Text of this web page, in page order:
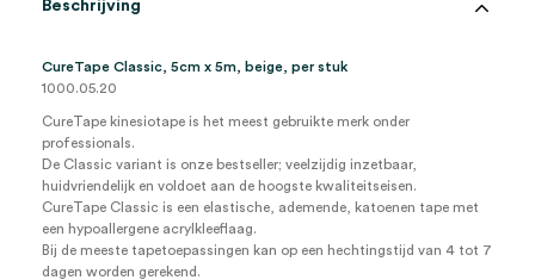
Beschrijving
CureTape Classic, 5cm x 5m, beige, per stuk
1000.05.20
CureTape kinesiotape is het meest gebruikte merk onder
professionals.
De Classic variant is onze bestseller; veelzijdig inzetbaar,
huidvriendelijk en voldoet aan de hoogste kwaliteitseisen.
CureTape Classic is een elastische, ademende, katoenen tape met
een hypoallergene acrylkleeflaag.
Bij de meeste tapetoepassingen kan op een hechtingstijd van 4 tot 7
dagen worden gerekend.